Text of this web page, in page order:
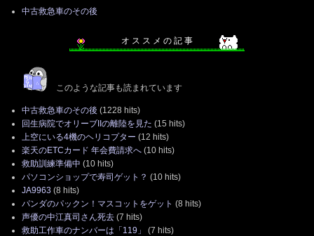
中古救急車のその後
オ ス ス メ の 記 事
このような記事も読まれています
中古救急車のその後 (1228 hits)
回生病院でオリーブIIの離陸を見た (15 hits)
上空にいる4機のヘリコプター (12 hits)
楽天のETCカード 年会費請求へ (10 hits)
救助訓練準備中 (10 hits)
パソコンショップで寿司ゲット？ (10 hits)
JA9963 (8 hits)
パンダのパックン！マスコットをゲット (8 hits)
声優の中江真司さん死去 (7 hits)
救助工作車のナンバーは「119」
(7 hits)